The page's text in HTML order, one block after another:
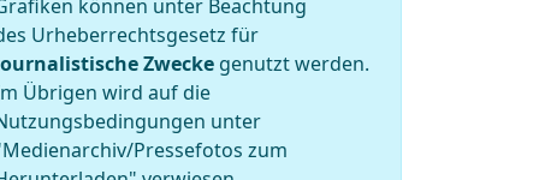
können unter Beachtung
Urheberrechtsgesetz für
Zwecke genutzt werden.
Übrigen wird auf die
unter
Pressefotos zum